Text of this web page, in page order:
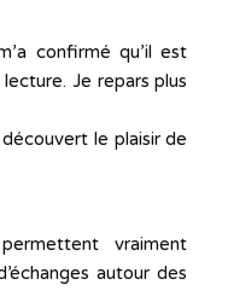
confirmé qu’il est
Je repars plus
le plaisir de
vraiment
autour des